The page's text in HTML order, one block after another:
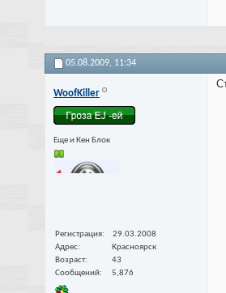
05.08.2009, 11:34
WoofKiller
Еще и Кен Блок
Регистрация
29.03.2008
Адрес
Красноярск
Возраст
43
Сообщений
5,876